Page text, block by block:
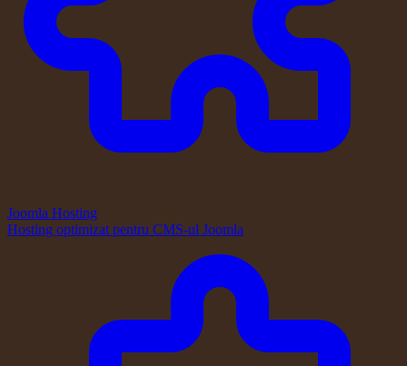
Joomla Hosting
Hosting optimizat pentru CMS-ul Joomla